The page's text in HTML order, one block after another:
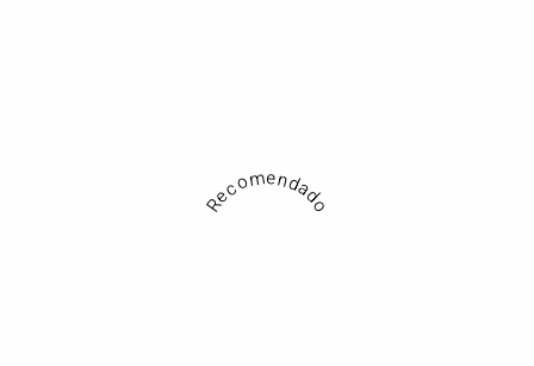
Recomendado